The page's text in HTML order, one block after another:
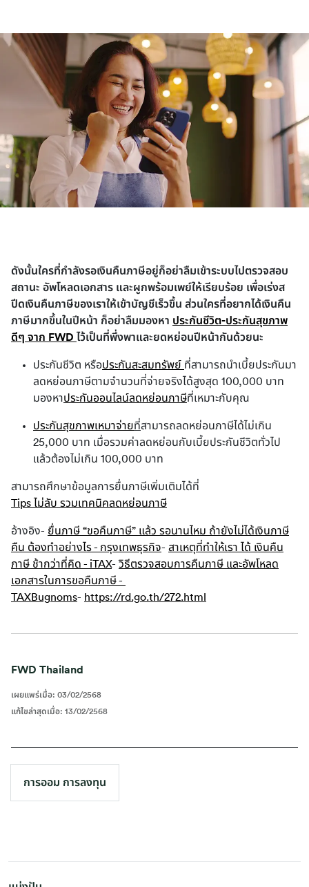
ดังนั้นใครที่กำลังรอเงินคืนภาษีอยู่ก็อย่าลืมเข้าระบบไปตรวจสอบ
สถานะ อัพโหลดเอกสาร และผูกพร้อมเพย์ให้เรียบร้อย เพื่อเร่งส
ปีดเงินคืนภาษีของเราให้เข้าบัญชีเร็วขึ้น ส่วนใครที่อยากได้เงินคืน
ภาษีมากขึ้นในปีหน้า ก็อย่าลืมมองหา ประกันชีวิต-ประกันสุขภาพ
ดีๆ จาก FWD ไว้เป็นที่พึ่งพาและยดหย่อนปีหน้ากันด้วยนะ
ประกันชีวิต หรือประกันสะสมทรัพย์ ที่สามารถนำเบี้ยประกันมา
ลดหย่อนภาษีตามจำนวนที่จ่ายจริงได้สูงสุด 100,000 บาท
มองหาประกันออนไลน์ลดหย่อนภาษีที่เหมาะกับคุณ
ประกันสุขภาพเหมาจ่ายที่สามารถลดหย่อนภาษีได้ไม่เกิน
25,000 บาท เมื่อรวมค่าลดหย่อนกับเบี้ยประกันชีวิตทั่วไป
แล้วต้องไม่เกิน 100,000 บาท
สามารถศึกษาข้อมูลการยื่นภาษีเพิ่มเติมได้ที่
Tips ไม่ลับ รวมเทคนิคลดหย่อนภาษี
อ้างอิง- ยื่นภาษี “ขอคืนภาษี” แล้ว รอนานไหม ถ้ายังไม่ได้เงินภาษี
คืน ต้องทำอย่างไร - กรุงเทพธุรกิจ- สาเหตุที่ทำให้เรา ได้ เงินคืน
ภาษี ช้ากว่าที่คิด - iTAX- วิธีตรวจสอบการคืนภาษี และอัพโหลด
เอกสารในการขอคืนภาษี -
TAXBugnoms- https://rd.go.th/272.html
FWD Thailand
เผยแพร่เมื่อ: 03/02/2568
แก้ไขล่าสุดเมื่อ: 13/02/2568
การออม การลงทุน